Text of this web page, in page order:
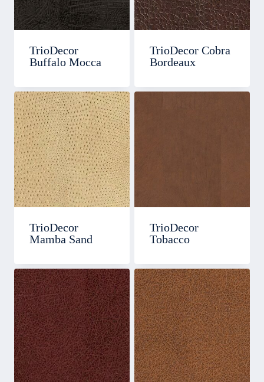
TrioDecor
Buffalo Mocca
TrioDecor Cobra
Bordeaux
TrioDecor
Mamba Sand
TrioDecor
Tobacco